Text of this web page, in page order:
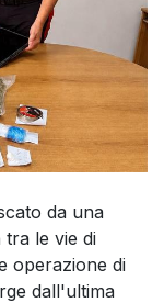
da una
tra le vie di
operazione di
dall'ultima